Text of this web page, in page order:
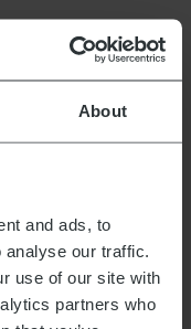
About
and ads, to
our traffic.
use of our site with
partners who
in ein Sieb
mit
cremigen
nachwürzen.
geben und